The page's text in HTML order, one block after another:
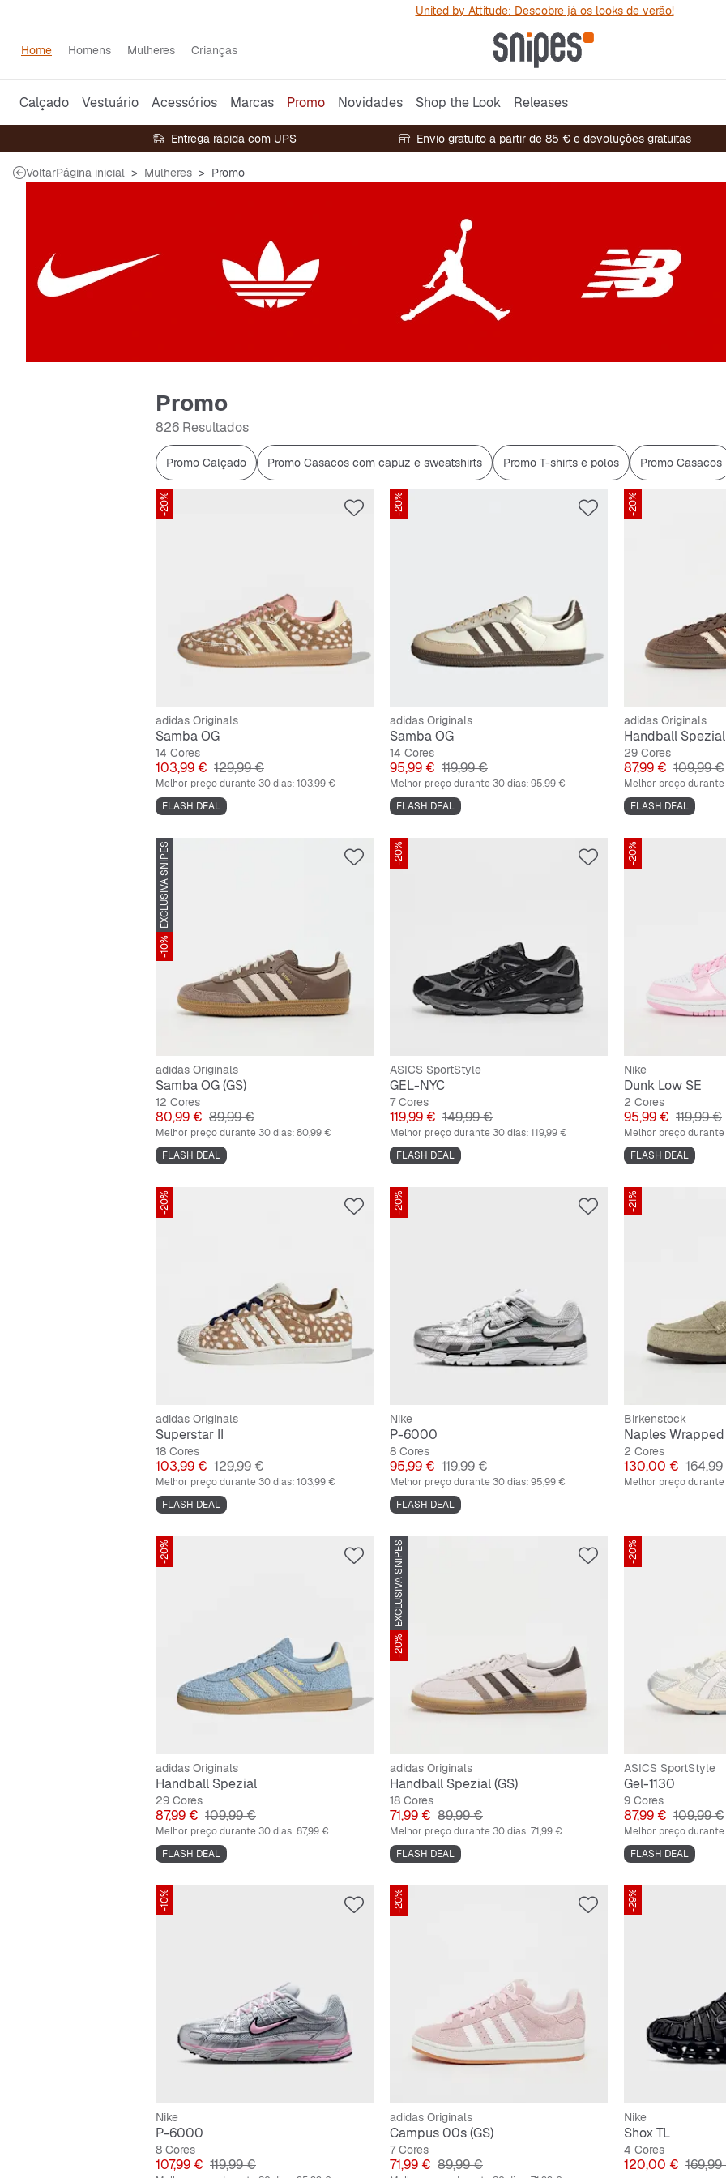
United by Attitude: Descobre já os looks de verão!
Home Homens Mulheres Crianças
Calçado Vestuário Acessórios Marcas Promo Novidades Shop the Look Releases
Entrega rápida com UPS Envio gratuito a partir de 85 € e devoluções gratuitas
VoltarPágina inicial Mulheres Promo
Promo
826 Resultados
Promo Calçado Promo Casacos com capuz e sweatshirts Promo T-shirts e polos Promo Casacos
-20%
adidas Originals
Samba OG
14 Cores
Preço
103,99 € Preço original
129,99 €
Melhor preço durante 30 dias:103,99 €
FLASH DEAL
-20%
adidas Originals
Samba OG
14 Cores
Preço
95,99 € Preço original
119,99 €
Melhor preço durante 30 dias:95,99 €
FLASH DEAL
-20%
adidas Originals
Handball Spezial
29 Cores
Preço
87,99 € Preço
109,99 €
Melhor preço
FLASH DEAL
EXCLUSIVA SNIPES
-10%
adidas Originals
Samba OG (GS)
12 Cores
Preço
80,99 € Preço original
89,99 €
Melhor preço durante 30 dias:80,99 €
FLASH DEAL
-20%
ASICS SportStyle
GEL-NYC
7 Cores
Preço
119,99 € Preço original
149,99 €
Melhor preço durante 30 dias:119,99 €
FLASH DEAL
-20%
Nike
Dunk Low SE
2 Cores
Preço
95,99 € Preço
119,99 €
Melhor preço
FLASH DEAL
-20%
adidas Originals
Superstar II
18 Cores
Preço
103,99 € Preço original
129,99 €
Melhor preço durante 30 dias:103,99 €
FLASH DEAL
-20%
Nike
P-6000
8 Cores
Preço
95,99 € Preço original
119,99 €
Melhor preço durante 30 dias:95,99 €
FLASH DEAL
-21%
Birkenstock
Naples Wrapped
2 Cores
Preço
130,00 € Preço
Melhor preço
-20%
adidas Originals
Handball Spezial
29 Cores
Preço
87,99 € Preço original
109,99 €
Melhor preço durante 30 dias:87,99 €
FLASH DEAL
EXCLUSIVA SNIPES
-20%
adidas Originals
Handball Spezial (GS)
18 Cores
Preço
71,99 € Preço original
89,99 €
Melhor preço durante 30 dias:71,99 €
FLASH DEAL
-20%
ASICS SportStyle
Gel-1130
9 Cores
Preço
87,99 € Preço
109,99 €
Melhor preço
FLASH DEAL
-10%
Nike
P-6000
8 Cores
Preço
107,99 € Preço original
119,99 €
-20%
adidas Originals
Campus 00s (GS)
7 Cores
Preço
71,99 € Preço original
89,99 €
-29%
Nike
Shox TL
4 Cores
Preço
120,00 € Preço